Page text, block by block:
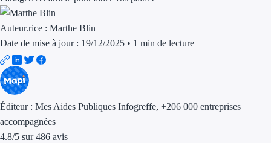
Nos guides
Auteur.rice : Marthe Blin
Date de mise à jour : 19/12/2025 • 1 min de lecture
Éditeur : Mes Aides Publiques Infogreffe, +206 000 entreprises
accompagnées
4.8/5 sur 486 avis